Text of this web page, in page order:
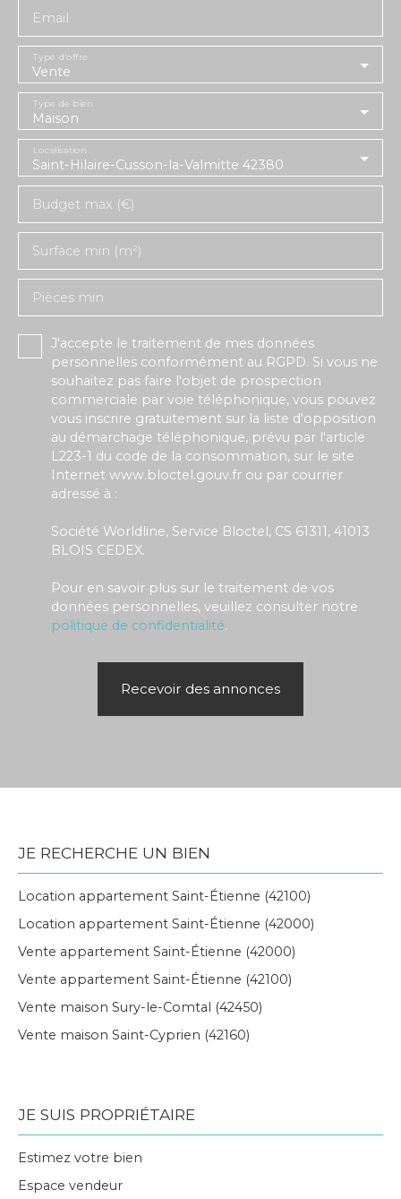
Email
Vente
Type d'offre
Maison
Type de bien
Saint-Hilaire-Cusson-la-Valmitte 42380
Localisation
Budget max (€)
Surface min (m²)
Pièces min
J'accepte le traitement de mes données
personnelles conformément au RGPD. Si vous ne
souhaitez pas faire l'objet de prospection
commerciale par voie téléphonique, vous pouvez
vous inscrire gratuitement sur la liste d'opposition
au démarchage téléphonique, prévu par l'article
L223-1 du code de la consommation, sur le site
Internet www.bloctel.gouv.fr ou par courrier
adressé à :
Société Worldline, Service Bloctel, CS 61311, 41013
BLOIS CEDEX.
Pour en savoir plus sur le traitement de vos
données personnelles, veuillez consulter notre
politique de confidentialité.
Recevoir des annonces
JE RECHERCHE UN BIEN
Location appartement Saint-Étienne (42100)
Location appartement Saint-Étienne (42000)
Vente appartement Saint-Étienne (42000)
Vente appartement Saint-Étienne (42100)
Vente maison Sury-le-Comtal (42450)
Vente maison Saint-Cyprien (42160)
JE SUIS PROPRIÉTAIRE
Estimez votre bien
Espace vendeur